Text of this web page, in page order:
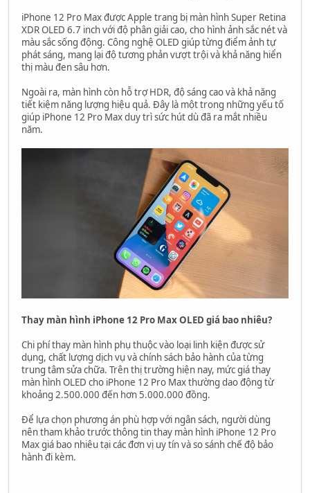
iPhone 12 Pro Max được Apple trang bị màn hình Super Retina
XDR OLED 6.7 inch với độ phân giải cao, cho hình ảnh sắc nét và
màu sắc sống động. Công nghệ OLED giúp từng điểm ảnh tự
phát sáng, mang lại độ tương phản vượt trội và khả năng hiển
thị màu đen sâu hơn.
Ngoài ra, màn hình còn hỗ trợ HDR, độ sáng cao và khả năng
tiết kiệm năng lượng hiệu quả. Đây là một trong những yếu tố
giúp iPhone 12 Pro Max duy trì sức hút dù đã ra mắt nhiều
năm.
Thay màn hình iPhone 12 Pro Max OLED giá bao nhiêu?
Chi phí thay màn hình phụ thuộc vào loại linh kiện được sử
dụng, chất lượng dịch vụ và chính sách bảo hành của từng
trung tâm sửa chữa. Trên thị trường hiện nay, mức giá thay
màn hình OLED cho iPhone 12 Pro Max thường dao động từ
khoảng 2.500.000 đến hơn 5.000.000 đồng.
Để lựa chọn phương án phù hợp với ngân sách, người dùng
nên tham khảo trước thông tin thay màn hình iPhone 12 Pro
Max giá bao nhiêu tại các đơn vị uy tín và so sánh chế độ bảo
hành đi kèm.